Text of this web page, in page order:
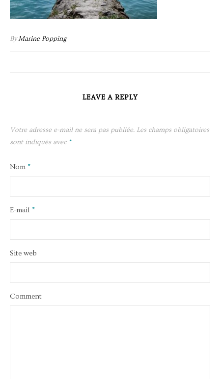
ByMarine Popping
LEAVE A REPLY
Votre adresse e-mail ne sera pas publiée. Les champs obligatoires
sont indiqués avec *
Nom *
E-mail *
Site web
Comment